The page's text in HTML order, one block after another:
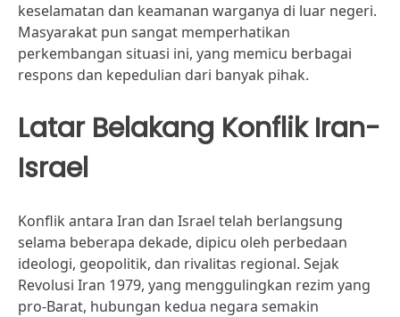
keselamatan dan keamanan warganya di luar negeri.
Masyarakat pun sangat memperhatikan
perkembangan situasi ini, yang memicu berbagai
respons dan kepedulian dari banyak pihak.
Latar Belakang Konflik Iran-
Israel
Konflik antara Iran dan Israel telah berlangsung
selama beberapa dekade, dipicu oleh perbedaan
ideologi, geopolitik, dan rivalitas regional. Sejak
Revolusi Iran 1979, yang menggulingkan rezim yang
pro-Barat, hubungan kedua negara semakin